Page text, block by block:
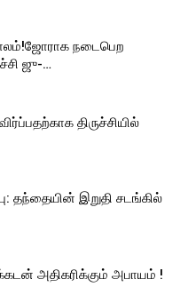
நடைபெற
ஜு-…
திருச்சியில்
தந்தையின் இறுதி சடங்கில்
அதிகரிக்கும் அபாயம் !